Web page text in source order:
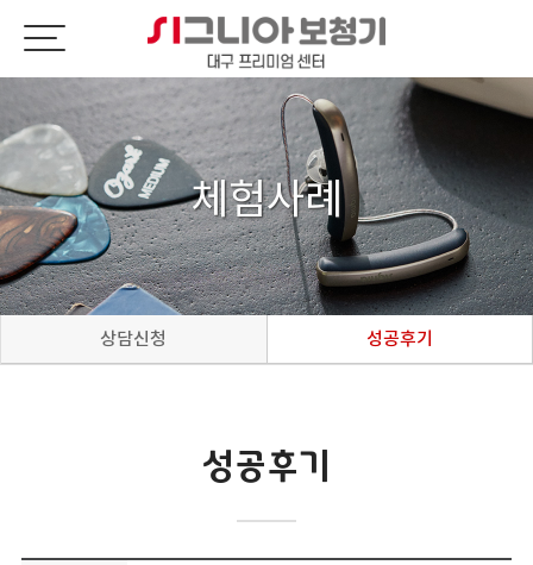
체험사례
상담신청 성공후기
성공후기